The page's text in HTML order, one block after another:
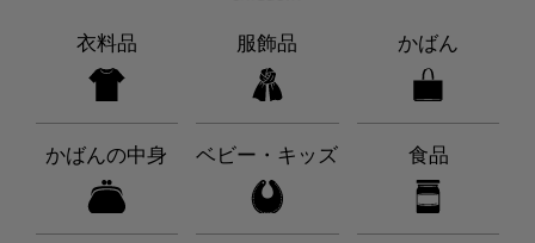
衣料品 服飾品 かばん
かばんの中身 ベビー・キッズ 食品